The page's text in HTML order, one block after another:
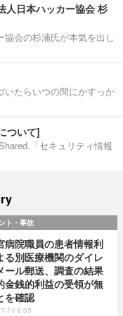
人日本ハッカー協会 杉
会の杉浦氏が本気を出し
いたらいつの間にかすっか
ついて]
「セキュリティ情報
ト・事故
病院職員の患者情報利
る別医療機関のダイレ
ール郵送、調査の結果
金銭的利益の受領が無
を確認
Fri 8:05